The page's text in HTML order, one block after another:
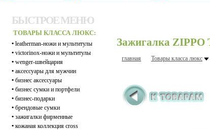
БЫСТРОЕ МЕНЮ
ТОВАРЫ КЛАССА ЛЮКС:
• leatherman-ножи и мультитулы
• victorinox-ножи и мультитулы
• wenger-швейцария
• аксессуары для мужчин
• бизнес аксессуары
• бизнес сумки и портфели
• бизнес-подарки
• брендовые сумки
• зажигалки фирменные
• кожаная коллекция cross
Зажигалка ZIPPO
главная Товары класса люкс